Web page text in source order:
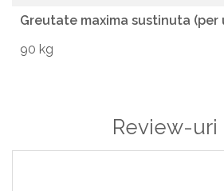
Greutate maxima sustinuta (per
90 kg
Review-uri